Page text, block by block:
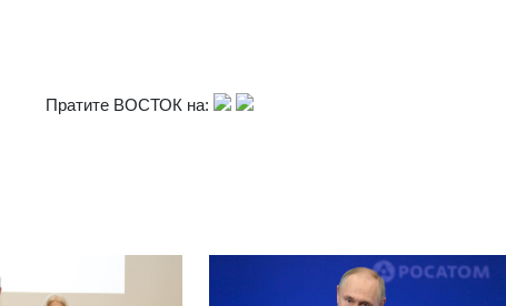
Пратите ВОСТОК на: